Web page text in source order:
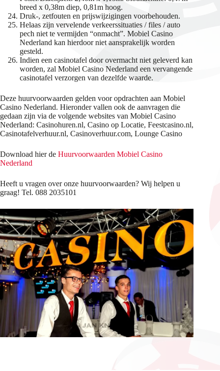
breed x 0,38m diep, 0,81m hoog.
Druk-, zetfouten en prijswijzigingen voorbehouden.
Helaas zijn vervelende verkeerssituaties / files / auto
pech niet te vermijden “onmacht”. Mobiel Casino
Nederland kan hierdoor niet aansprakelijk worden
gesteld.
Indien een casinotafel door overmacht niet geleverd kan
worden, zal Mobiel Casino Nederland een vervangende
casinotafel verzorgen van dezelfde waarde.
Deze huurvoorwaarden gelden voor opdrachten aan Mobiel
Casino Nederland. Hieronder vallen ook de aanvragen die
gedaan zijn via de volgende websites van Mobiel Casino
Nederland: Casinohuren.nl, Casino op Locatie, Feestcasino.nl,
Casinotafelverhuur.nl, Casinoverhuur.com, Lounge Casino
Download hier de Huurvoorwaarden Mobiel Casino
Nederland
Heeft u vragen over onze huurvoorwaarden? Wij helpen u
graag! Tel. 088 2035101